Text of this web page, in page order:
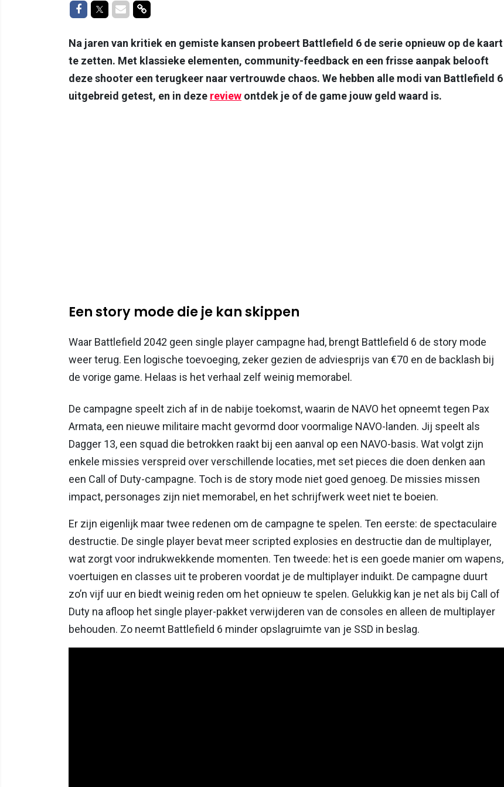
Delen op Facebook
Delen op Twitter
Delen via Mail
Delen via link
Na jaren van kritiek en gemiste kansen probeert Battlefield 6 de serie opnieuw op de kaart
te zetten. Met klassieke elementen, community-feedback en een frisse aanpak belooft
deze shooter een terugkeer naar vertrouwde chaos. We hebben alle modi van Battlefield 6
uitgebreid getest, en in deze review ontdek je of de game jouw geld waard is.
Een story mode die je kan skippen
Waar Battlefield 2042 geen single player campagne had, brengt Battlefield 6 de story mode
weer terug. Een logische toevoeging, zeker gezien de adviesprijs van €70 en de backlash bij
de vorige game. Helaas is het verhaal zelf weinig memorabel.
De campagne speelt zich af in de nabije toekomst, waarin de NAVO het opneemt tegen Pax
Armata, een nieuwe militaire macht gevormd door voormalige NAVO-landen. Jij speelt als
Dagger 13, een squad die betrokken raakt bij een aanval op een NAVO-basis. Wat volgt zijn
enkele missies verspreid over verschillende locaties, met set pieces die doen denken aan
een Call of Duty-campagne. Toch is de story mode niet goed genoeg. De missies missen
impact, personages zijn niet memorabel, en het schrijfwerk weet niet te boeien.
Er zijn eigenlijk maar twee redenen om de campagne te spelen. Ten eerste: de spectaculaire
destructie. De single player bevat meer scripted explosies en destructie dan de multiplayer,
wat zorgt voor indrukwekkende momenten. Ten tweede: het is een goede manier om wapens,
voertuigen en classes uit te proberen voordat je de multiplayer induikt. De campagne duurt
zo’n vijf uur en biedt weinig reden om het opnieuw te spelen. Gelukkig kan je net als bij Call of
Duty na afloop het single player-pakket verwijderen van de consoles en alleen de multiplayer
behouden. Zo neemt Battlefield 6 minder opslagruimte van je SSD in beslag.